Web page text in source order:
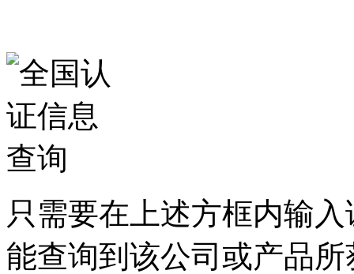
只需要在上述方框内输
能查询到该公司或产品